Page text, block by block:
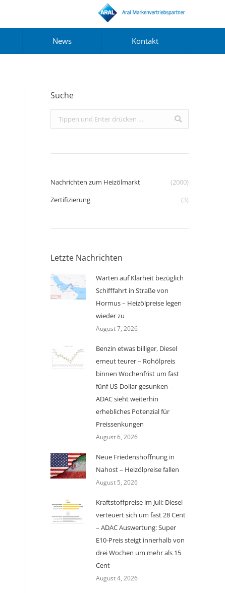
News Kontakt
Suche
Search:
Nachrichten zum Heizölmarkt
(2000)
Zertifizierung
(3)
Letzte Nachrichten
Warten auf Klarheit bezüglich
Schifffahrt in Straße von
Hormus – Heizölpreise legen
wieder zu
August 7, 2026
Benzin etwas billiger, Diesel
erneut teurer – Rohölpreis
binnen Wochenfrist um fast
fünf US-Dollar gesunken –
ADAC sieht weiterhin
erhebliches Potenzial für
Preissenkungen
August 6, 2026
Neue Friedenshoffnung in
Nahost – Heizölpreise fallen
August 5, 2026
Kraftstoffpreise im Juli: Diesel
verteuert sich um fast 28 Cent
– ADAC Auswertung: Super
E10-Preis steigt innerhalb von
drei Wochen um mehr als 15
Cent
August 4, 2026